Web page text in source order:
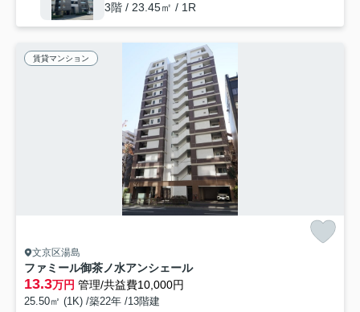
3階 / 23.45㎡ / 1R
賃貸マンション
文京区湯島
ファミール御茶ノ水アンシェール
13.3万円 管理/共益費10,000円
25.50㎡ (1K) /築22年 /13階建